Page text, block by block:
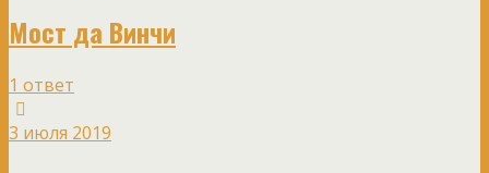
Мост да Винчи
1 ответ
3 июля 2019